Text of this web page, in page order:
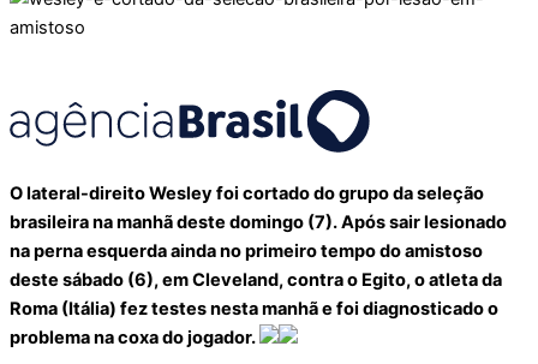
O lateral-direito Wesley foi cortado do grupo da seleção
brasileira na manhã deste domingo (7). Após sair lesionado
na perna esquerda ainda no primeiro tempo do amistoso
deste sábado (6), em Cleveland, contra o Egito, o atleta da
Roma (Itália) fez testes nesta manhã e foi diagnosticado o
problema na coxa do jogador.